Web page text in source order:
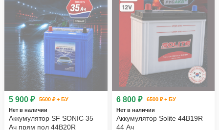
5 900 ₽
5600 ₽ + БУ
Нет в наличии
Аккумулятор SF SONIC 35
Ач прям пол 44B20R
6 800 ₽
6500 ₽ + БУ
Нет в наличии
Аккумулятор Solite 44B19R
44 Ач